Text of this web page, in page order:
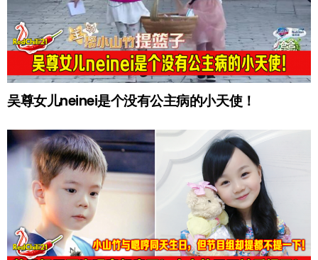
吴尊女儿neinei是个没有公主病的小天使！